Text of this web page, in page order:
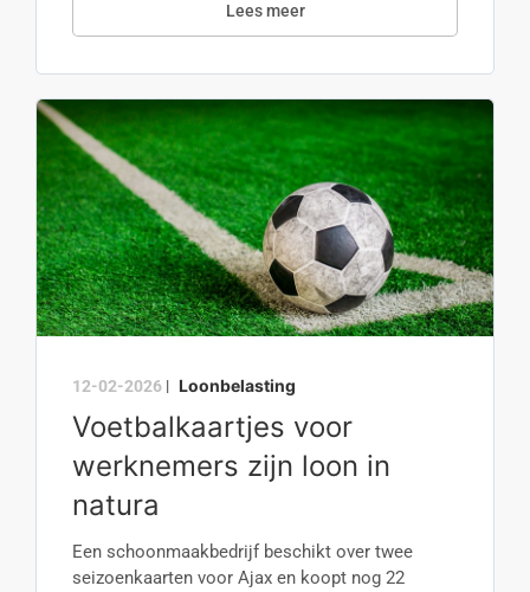
Lees meer
12-02-2026 | Loonbelasting
Voetbalkaartjes voor
werknemers zijn loon in
natura
Een schoonmaakbedrijf beschikt over twee
seizoenkaarten voor Ajax en koopt nog 22